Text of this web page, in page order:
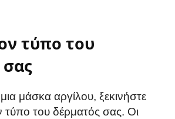
τύπο του
μάσκα αργίλου, ξεκινήστε
τύπο του δέρματός σας. Οι